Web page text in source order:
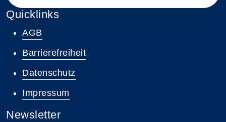
Quicklinks
AGB
Barrierefreiheit
Datenschutz
Impressum
Newsletter